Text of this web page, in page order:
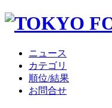
ニュース
カテゴリ
順位/結果
お問合せ